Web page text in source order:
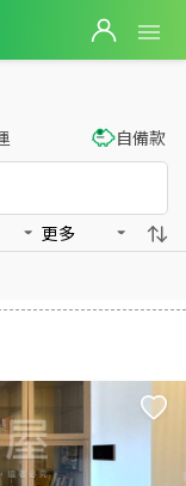
物件出售、房價分析
自備款
更多